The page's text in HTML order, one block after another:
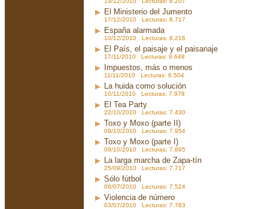
El Ministerio del Jumento
17/12/2010 Lecturas: 8.717
España alarmada
10/12/2010 Lecturas: 8.216
El País, el paisaje y el paisanaje
17/11/2010 Lecturas: 9.648
Impuestos, más o menos
11/11/2010 Lecturas: 8.504
La huida como solución
10/11/2010 Lecturas: 7.978
El Tea Party
22/10/2010 Lecturas: 7.430
Toxo y Moxo (parte II)
09/10/2010 Lecturas: 7.954
Toxo y Moxo (parte I)
09/10/2010 Lecturas: 7.895
La larga marcha de Zapa-tín
25/09/2010 Lecturas: 7.717
Sólo fútbol
06/07/2010 Lecturas: 7.524
Violencia de número
03/07/2010 Lecturas: 7.763